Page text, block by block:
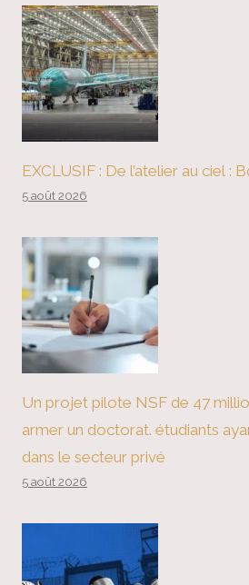
EXCLUSIF : De l’atelier au ciel :
5 août 2026
Un projet pilote NSF de 47
armer un doctorat. étudiants
dans le secteur privé
5 août 2026